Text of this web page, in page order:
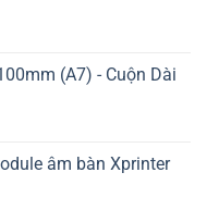
(A7) - Cuộn Dài
âm bàn Xprinter